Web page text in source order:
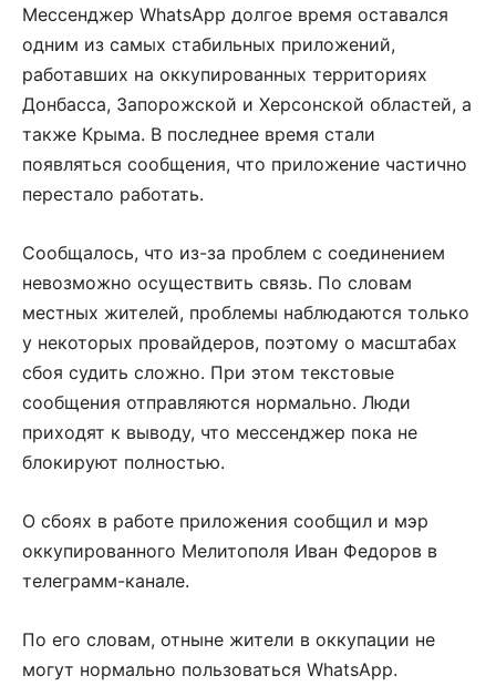
Мессенджер WhatsApp долгое время оставался
одним из самых стабильных приложений,
работавших на оккупированных территориях
Донбасса, Запорожской и Херсонской областей, а
также Крыма. В последнее время стали
появляться сообщения, что приложение частично
перестало работать.
Сообщалось, что из-за проблем с соединением
невозможно осуществить связь. По словам
местных жителей, проблемы наблюдаются только
у некоторых провайдеров, поэтому о масштабах
сбоя судить сложно. При этом текстовые
сообщения отправляются нормально. Люди
приходят к выводу, что мессенджер пока не
блокируют полностью.
О сбоях в работе приложения сообщил и мэр
оккупированного Мелитополя Иван Федоров в
телеграмм-канале.
По его словам, отныне жители в оккупации не
могут нормально пользоваться WhatsApp.